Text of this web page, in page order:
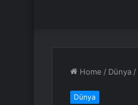
Home / Dünya /
Dünya